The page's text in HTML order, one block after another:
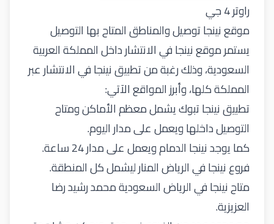
راوتر 4 جي
موقع نينجا توصيل والمناطق المتاح بها التوصيل
يستمر موقع نينجا في الانتشار داخل المملكة العربية
السعودية، وذلك رغبة من تطبيق نينجا في الانتشار عبر
المملكة كلها، وأبرز المواقع الآتي:
تطبيق نينجا تبوك يشمل معظم الأماكن ومتاح
التوصيل داخلها ويعمل على مدار اليوم.
كما يوجد نينجا الدمام ويعمل على مدار 24 ساعة.
فروع نينجا في الرياض المنار ليشمل كل المنطقة.
متاحنينجافي الرياض السعودية محمد رشيد رضا
العزيزية.